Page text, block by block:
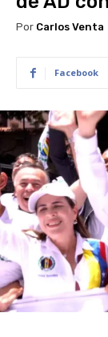
Por Carlos Venta
Facebook